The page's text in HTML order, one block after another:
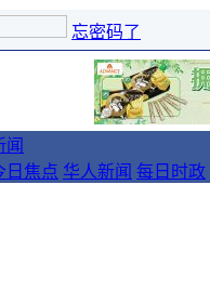
忘密码了
闻
日焦点 华人新闻 每日时政